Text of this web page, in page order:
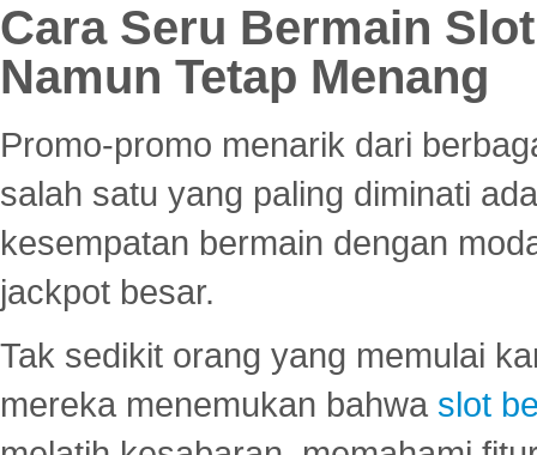
Cara Seru Bermain
Namun Tetap Menang
Promo-promo menarik dari
salah satu yang paling diminati
kesempatan bermain dengan
jackpot besar.
Tak sedikit orang yang memulai
mereka menemukan bahwa slot